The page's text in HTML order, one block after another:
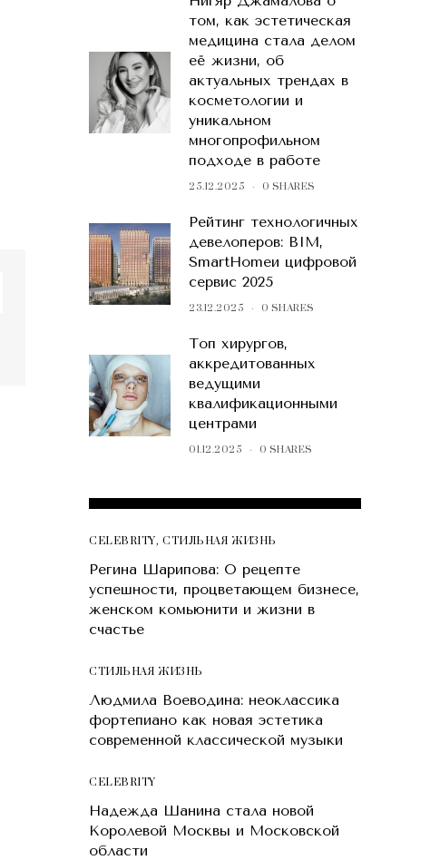
том, как эстетическая
медицина стала делом
её жизни, об
актуальных трендах в
косметологии и
уникальном
многопрофильном
подходе в работе
25.12.2025 0 SHARES
Рейтинг технологичных
девелоперов: BIM,
SmartHomeи цифровой
сервис 2025
23.12.2025 0 SHARES
Топ хирургов,
аккредитованных
ведущими
квалификационными
центрами
01.12.2025 0 SHARES
CELEBRITY,СТИЛЬНАЯ ЖИЗНЬ
Регина Шарипова: О рецепте
успешности, процветающем бизнесе,
женском комьюнити и жизни в
счастье
СТИЛЬНАЯ ЖИЗНЬ
Людмила Воеводина: неоклассика
фортепиано как новая эстетика
современной классической музыки
CELEBRITY
Надежда Шанина стала новой
Королевой Москвы и Московской
области